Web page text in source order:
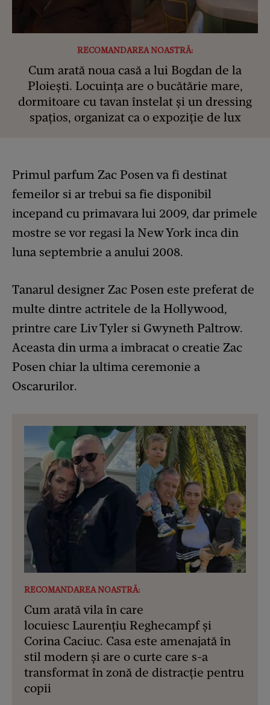
RECOMANDAREA NOASTRĂ:
Cum arată noua casă a lui Bogdan de la
Ploiești. Locuința are o bucătărie mare,
dormitoare cu tavan înstelat și un dressing
spațios, organizat ca o expoziție de lux
Primul parfum Zac Posen va fi destinat
femeilor si ar trebui sa fie disponibil
incepand cu primavara lui 2009, dar primele
mostre se vor regasi la New York inca din
luna septembrie a anului 2008.
Tanarul designer Zac Posen este preferat de
multe dintre actritele de la Hollywood,
printre care Liv Tyler si Gwyneth Paltrow.
Aceasta din urma a imbracat o creatie Zac
Posen chiar la ultima ceremonie a
Oscarurilor.
RECOMANDAREA NOASTRĂ:
Cum arată vila în care
locuiesc Laurențiu Reghecampf și
Corina Caciuc. Casa este amenajată în
stil modern și are o curte care s-a
transformat în zonă de distracție pentru
copii